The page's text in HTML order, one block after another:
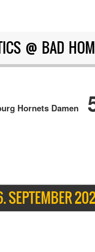
@ BAD
Hornets Damen
SEPTEMBER